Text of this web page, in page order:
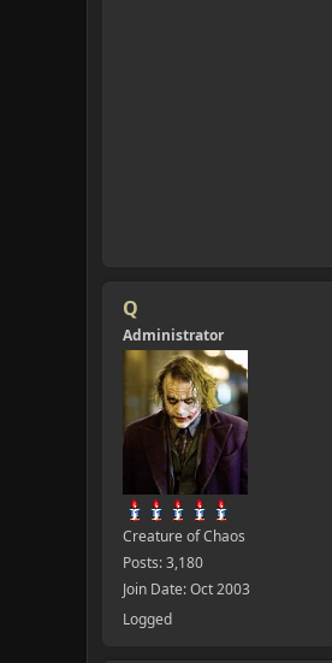
Q
Administrator
Creature of Chaos
Posts: 3,180
Join Date: Oct 2003
Logged